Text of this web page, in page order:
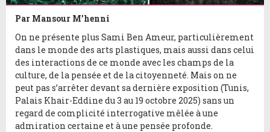
Par Mansour M’henni
On ne présente plus Sami Ben Ameur, particulièrement
dans le monde des arts plastiques, mais aussi dans celui
des interactions de ce monde avec les champs de la
culture, de la pensée et de la citoyenneté. Mais on ne
peut pas s’arrêter devant sa dernière exposition (Tunis,
Palais Khair-Eddine du 3 au 19 octobre 2025) sans un
regard de complicité interrogative mêlée à une
admiration certaine et à une pensée profonde.